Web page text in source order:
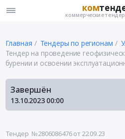
ком
коммерческие
Главная Тендеры по регионам
Тендер на проведение
бурении и освоении
Завершён
13.10.2023 00:00
Тендер №2806086476от 22.09.23